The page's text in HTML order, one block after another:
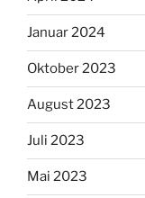
Januar 2024
Oktober 2023
August 2023
Juli 2023
Mai 2023